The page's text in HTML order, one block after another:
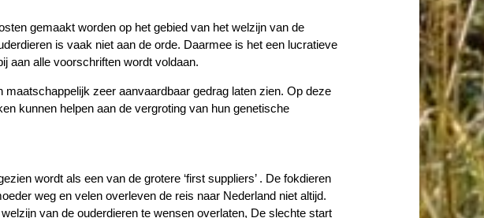
gemaakt worden op het gebied van het welzijn van de
is vaak niet aan de orde. Daarmee is het een lucratieve
aan alle voorschriften wordt voldaan.
zeer aanvaardbaar gedrag laten zien. Op deze
kunnen helpen aan de vergroting van hun genetische
wordt als een van de grotere ‘first suppliers’ . De fokdieren
weg en velen overleven de reis naar Nederland niet altijd.
van de ouderdieren te wensen overlaten, De slechte start